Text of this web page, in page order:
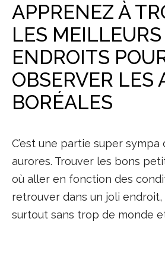
APPRENEZ À
LES MEILLEURS
ENDROITS
OBSERVER LES
BORÉALES
C’est une partie super sympa
aurores. Trouver les bons
où aller en fonction des
retrouver dans un joli
surtout sans trop de monde